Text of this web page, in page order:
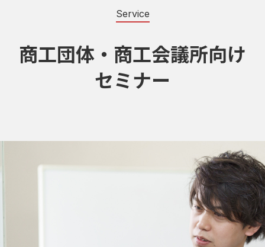
Service
商工団体・商工会議所向け
セミナー